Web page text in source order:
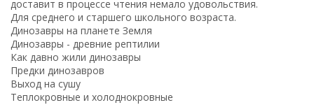
доставит в процессе чтения немало удовольствия.
Для среднего и старшего школьного возраста.
Динозавры на планете Земля
Динозавры - древние рептилии
Как давно жили динозавры
Предки динозавров
Выход на сушу
Теплокровные и холоднокровные